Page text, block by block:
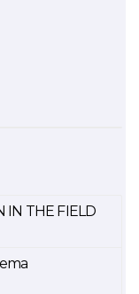
IN THE FIELD